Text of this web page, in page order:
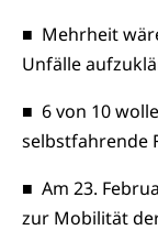
■ Mehrheit
Unfälle
■ 6 von 10
selbstfahrende
■ Am 23.
zur Mobilität